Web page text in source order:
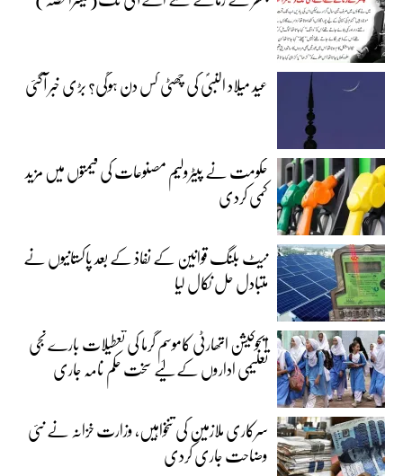
عید میلاد النبیؐ کی چھٹی کس دن ہوگی؟ بڑی خبر آگئی
حکومت نے پیٹرولیم مصنوعات کی قیمتوں میں مزید
کمی کردی
نیٹ بلنگ قوانین کے نفاذ کے بعد پاکستانیوں نے
متبادل حل نکال لیا
ایجوکیشن اتھارٹی کاموسمِ گرما کی تعطیلات بارے نجی
تعلیمی اداروں کے لیے سخت حکم نامہ جاری
سرکاری ملازمین کی تنخواہیں، وزارت خزانہ نے نئی
وضاحت جاری کردی